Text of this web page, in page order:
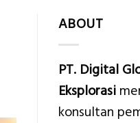
ABOUT
PT. Digital
Eksplorasi
konsultan